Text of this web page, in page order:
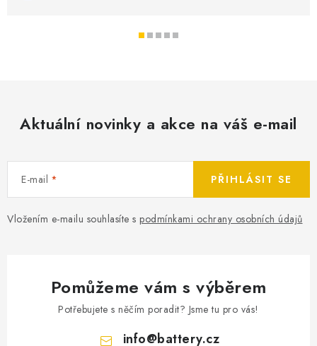
Aktuální novinky a akce na váš e-mail
E-mail
Vložením e-mailu souhlasíte s podmínkami ochrany osobních údajů
PŘIHLÁSIT SE
Pomůžeme vám s výběrem
Potřebujete s něčím poradit? Jsme tu pro vás!
info@battery.cz